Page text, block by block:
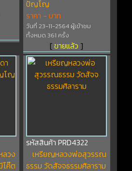
ปัญโญ
ราคา - บาท
วันที่ 23-11-2564 ผู้เข้าชม
ทั้งหมด 361 ครั้ง
[ขายแล้ว ]
วง
ค๊ต
รหัสสินค้า PRD4322
เหรียญหลวงพ่อสุวรรณ
ธรรม วัดสัจจธรรมศิลาราม